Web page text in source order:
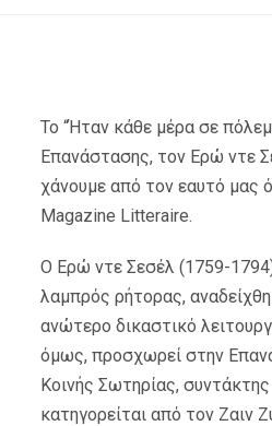
Το “Ήταν κάθε μέρα σε
Επανάστασης, τον Ερώ ντε
χάνουμε από τον εαυτό μας
Magazine Litteraire.
Ο Ερώ ντε Σεσέλ (1759-
λαμπρός ρήτορας,
ανώτερο δικαστικό
όμως, προσχωρεί στην
Κοινής Σωτηρίας,
κατηγορείται από τον Ζαιν